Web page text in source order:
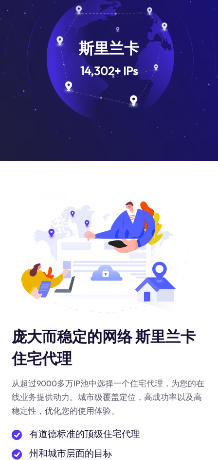
斯里兰卡
14,302+ IPs
庞大而稳定的网络 斯里兰卡
住宅代理
从超过9000多万IP池中选择一个住宅代理，为您的在
线业务提供动力。城市级覆盖定位，高成功率以及高
稳定性，优化您的使用体验。
有道德标准的顶级住宅代理
州和城市层面的目标